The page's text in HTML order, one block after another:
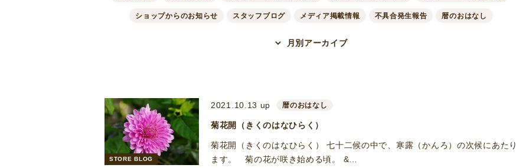
ショップからのお知らせ スタッフブログ メディア掲載情報 不具合発生報告 暦のおはなし
月別アーカイブ
STORE BLOG
2021.10.13 up 暦のおはなし
菊花開（きくのはなひらく）
菊花開（きくのはなひらく） 七十二候の中で、寒露（かんろ）の次候にあたり
ます。 菊の花が咲き始める頃。 &…